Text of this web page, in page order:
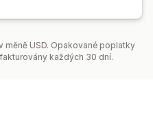
USD. Opakované poplatky
každých 30 dní.